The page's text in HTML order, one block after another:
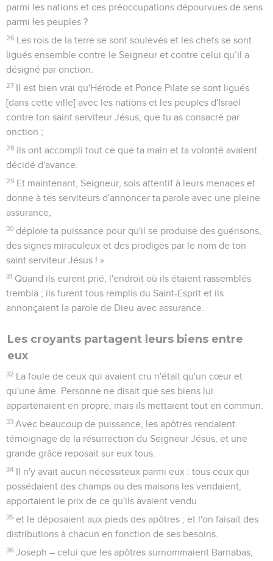
parmi les nations et ces préoccupations dépourvues de sens
parmi les peuples ?
26 Les rois de la terre se sont soulevés et les chefs se sont
ligués ensemble contre le Seigneur et contre celui qu’il a
désigné par onction.
27 Il est bien vrai qu'Hérode et Ponce Pilate se sont ligués
[dans cette ville] avec les nations et les peuples d'Israël
contre ton saint serviteur Jésus, que tu as consacré par
onction ;
28 ils ont accompli tout ce que ta main et ta volonté avaient
décidé d'avance.
29 Et maintenant, Seigneur, sois attentif à leurs menaces et
donne à tes serviteurs d'annoncer ta parole avec une pleine
assurance,
30 déploie ta puissance pour qu'il se produise des guérisons,
des signes miraculeux et des prodiges par le nom de ton
saint serviteur Jésus ! »
31 Quand ils eurent prié, l'endroit où ils étaient rassemblés
trembla ; ils furent tous remplis du Saint-Esprit et ils
annonçaient la parole de Dieu avec assurance.
Les croyants partagent leurs biens entre
eux
32 La foule de ceux qui avaient cru n'était qu'un cœur et
qu'une âme. Personne ne disait que ses biens lui
appartenaient en propre, mais ils mettaient tout en commun.
33 Avec beaucoup de puissance, les apôtres rendaient
témoignage de la résurrection du Seigneur Jésus, et une
grande grâce reposait sur eux tous.
34 Il n'y avait aucun nécessiteux parmi eux : tous ceux qui
possédaient des champs ou des maisons les vendaient,
apportaient le prix de ce qu'ils avaient vendu
35 et le déposaient aux pieds des apôtres ; et l'on faisait des
distributions à chacun en fonction de ses besoins.
36 Joseph – celui que les apôtres surnommaient Barnabas,